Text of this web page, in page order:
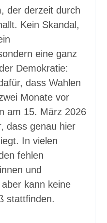
Kein Skandal,
eine ganz
Demokratie:
dass Wahlen
Monate vor
am 15. März 2026
dass genau hier
In vielen
fehlen
und
kann keine
stattfinden.